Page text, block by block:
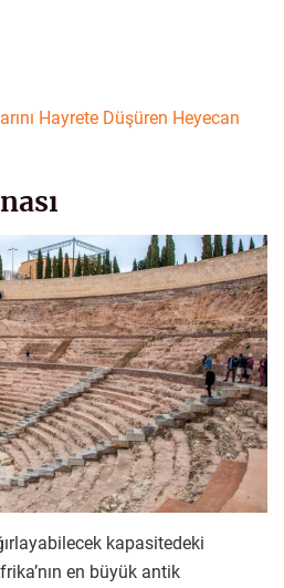
Hayrete Düşüren Heyecan
kapasitedeki
en büyük antik